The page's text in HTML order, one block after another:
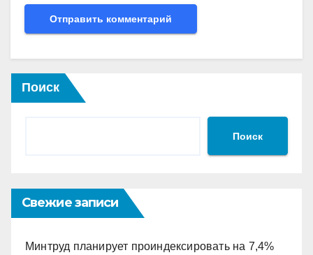
Поиск
Поиск
Свежие записи
Минтруд планирует проиндексировать на 7,4%